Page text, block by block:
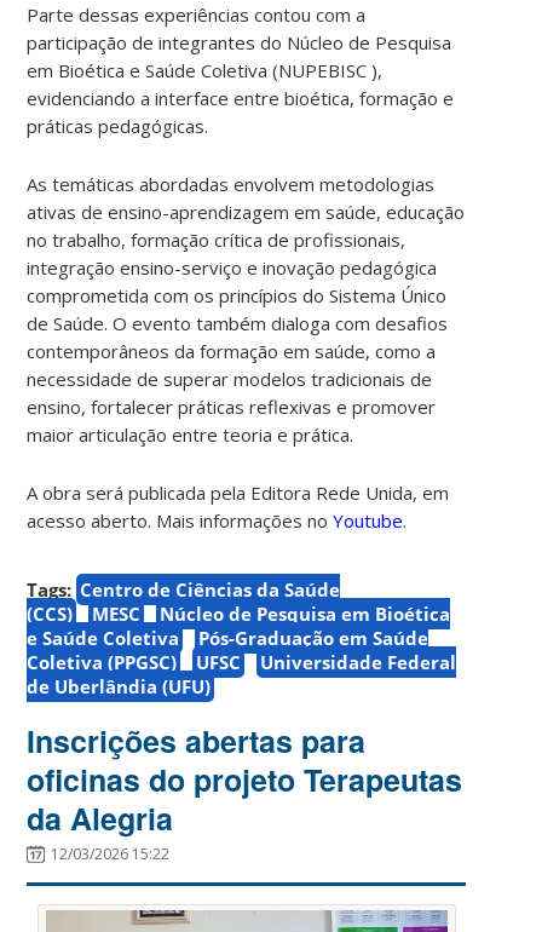
Parte dessas experiências contou com a
participação de integrantes do Núcleo de Pesquisa
em Bioética e Saúde Coletiva (NUPEBISC ),
evidenciando a interface entre bioética, formação e
práticas pedagógicas.
As temáticas abordadas envolvem metodologias
ativas de ensino-aprendizagem em saúde, educação
no trabalho, formação crítica de profissionais,
integração ensino-serviço e inovação pedagógica
comprometida com os princípios do Sistema Único
de Saúde. O evento também dialoga com desafios
contemporâneos da formação em saúde, como a
necessidade de superar modelos tradicionais de
ensino, fortalecer práticas reflexivas e promover
maior articulação entre teoria e prática.
A obra será publicada pela Editora Rede Unida, em
acesso aberto. Mais informações noYoutube.
Tags: Centro de Ciências da Saúde
(CCS)
MESC
Núcleo de Pesquisa em Bioética
e Saúde Coletiva
Pós-Graduação em Saúde
Coletiva (PPGSC)
UFSC
Universidade Federal
de Uberlândia (UFU)
Inscrições abertas para
oficinas do projeto Terapeutas
da Alegria
12/03/2026 15:22